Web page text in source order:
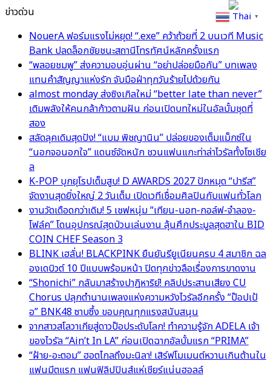
ข่าวด่วน
NouerA ฟอร์มแรงไม่หยุด! “.exe” คว้าถ้วยที่ 2 บนเวที Music
Bank ปลดล็อกชัยชนะสถานีโทรทัศน์หลักครั้งแรก
“พลอยชมพู” ส่งความอบอุ่นผ่าน “อย่าปล่อยมือกัน” บทเพลง
แทนคำสัญญาแห่งรัก จับมือฝ่าทุกวันร้ายไปด้วยกัน
almost monday ส่งซิงเกิลใหม่ “better late than never”
เติมพลังให้คนกล้าก้าวตามฝัน ก่อนเปิดบทใหม่ในอัลบั้มชุดที่
สอง
สลัดลุคเดิมสุดปัง! “แบม พิชญานิน” ปล่อยของเต็มแม็กซ์ใน
“นอกจอนอกใจ” แดนซ์จัดหนัก ชวนแฟนแกะท่าล่าไวรัลทั้งโซเชีย
ล
K-POP บุกยุโรปเต็มสูบ! D AWARDS 2027 ปักหมุด “ปารีส”
จัดงานสุดยิ่งใหญ่ 2 วันเต็ม เปิดเวทีเชื่อมศิลปินกับแฟนทั่วโลก
งานวัดเดือดกว่าเดิม! 5 เชฟหนุ่ม “เทียน-นอท-กอล์ฟ-จำลอง-
โฟล์ค” โดนอุปกรณ์สุดป่วนเล่นงาน ลุ้นศึกประมูลสุดฮาใน BID
COIN CHEF Season 3
BLINK เฮลั่น! BLACKPINK ยืนยันรียูเนียนครบ 4 สมาชิก ฉล
องเดบิวต์ 10 ปีแบบพร้อมหน้า ปิดทุกข่าวลือเรื่องการขาดงาน
“Shonichi” กลับมาสร้างปาฏิหาริย์! คลิปประสานเสียง CU
Chorus ปลุกตำนานเพลงแห่งความหวังไวรัลอีกครั้ง “ป๊อปเป้
อ” BNK48 ซาบซึ้ง ขอบคุณทุกแรงสนับสนุน
จากสาวสโลวาเกียสู่ดาวป๊อประดับโลก! ทำความรู้จัก ADELA เจ้า
ของไวรัล “Ain’t In LA” ก่อนเปิดฉากอัลบั้มแรก “PRIMA”
“ฝ้าย-อะตอม” ฮอตไกลถึงมะนิลา! เสิร์ฟโมเมนต์หวานเกินต้านใน
แฟนมีตแรก แฟนฟิลิปปินส์แห่เชียร์แน่นฮอลล์
Thai ▼